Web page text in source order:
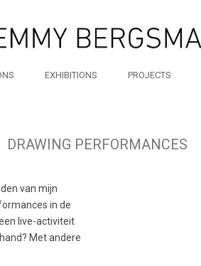
EXHIBITIONS PROJECTS
DRAWING PERFORMANCES
van mijn
in de
live-activiteit
Met andere